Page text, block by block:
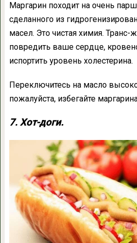
Маргарин походит на очень
сделанного из
масел. Это чистая химия. Транс-
повредить ваше сердце,
испортить уровень холестерина.
Переключитесь на масло
пожалуйста, избегайте
7. Хот-доги.